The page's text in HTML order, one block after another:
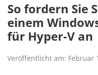
So fordern Sie
einem
für Hyper-V an
Veröffentlicht am: Februar